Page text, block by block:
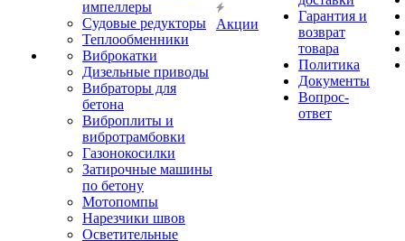
импеллеры
Судовые редукторы
Теплообменники
Виброкатки
Дизельные приводы
Вибраторы для
бетона
Виброплиты и
вибротрамбовки
Газонокосилки
Затирочные машины
по бетону
Мотопомпы
Нарезчики швов
Осветительные
Акции
Гарантия и
возврат
товара
Политика
Документы
Вопрос-
ответ